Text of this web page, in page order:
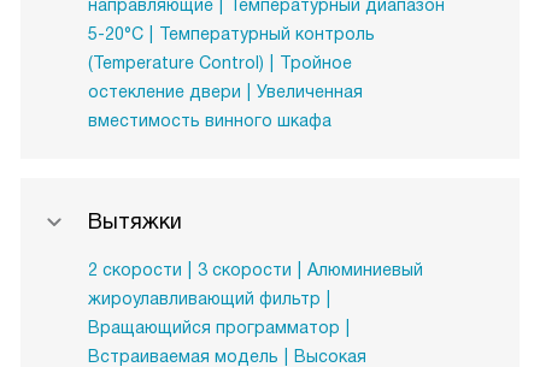
направляющие
Температурный диапазон
5-20°C
Температурный контроль
(Temperature Control)
Тройное
остекление двери
Увеличенная
вместимость винного шкафа
Вытяжки
2 скорости 3 скорости
Алюминиевый
жироулавливающий фильтр
Вращающийся программатор
Встраиваемая модель
Высокая